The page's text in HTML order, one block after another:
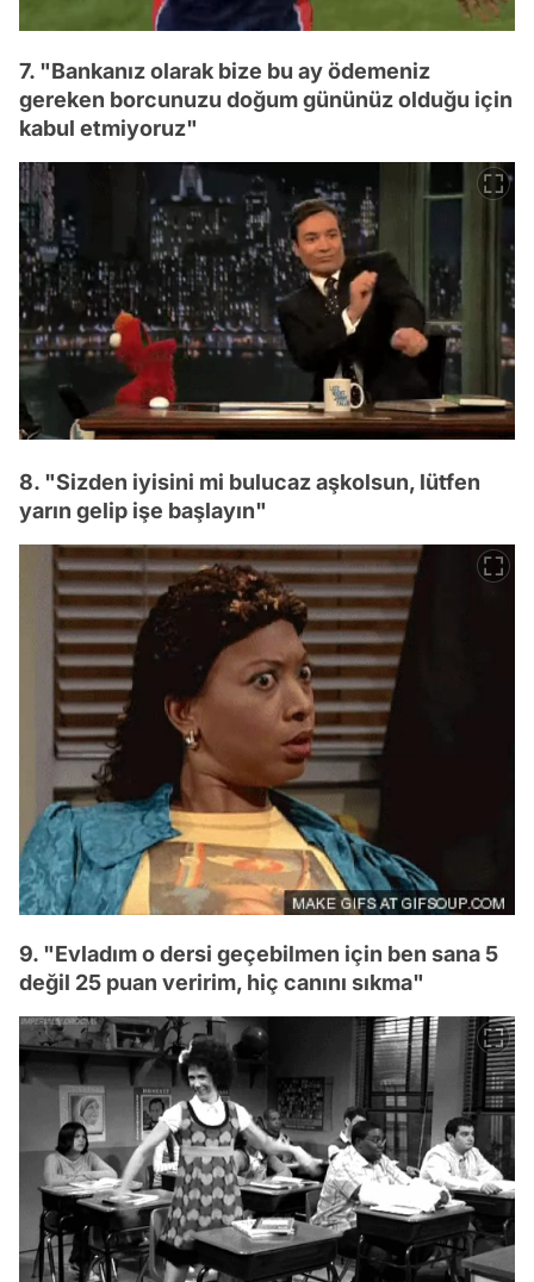
7. "Bankanız olarak bize bu ay ödemeniz
gereken borcunuzu doğum gününüz olduğu için
kabul etmiyoruz"
8. "Sizden iyisini mi bulucaz aşkolsun, lütfen
yarın gelip işe başlayın"
9. "Evladım o dersi geçebilmen için ben sana 5
değil 25 puan veririm, hiç canını sıkma"